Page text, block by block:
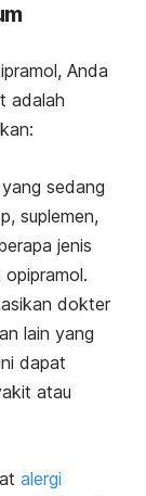
Anda
adalah
sedang
suplemen,
jenis
dokter
lain yang
dapat
atau
alergi